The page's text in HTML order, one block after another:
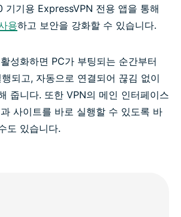
기기용 ExpressVPN 전용 앱을 통해
용하고 보안을 강화할 수 있습니다.
성화하면 PC가 부팅되는 순간부터
되고, 자동으로 연결되어 끊김 없이
줍니다. 또한 VPN의 메인 인터페이스
사이트를 바로 실행할 수 있도록 바
도 있습니다.